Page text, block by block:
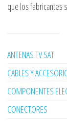
que los fabricantes
ANTENAS TV SAT
CABLES Y
COMPONENTES
CONECTORES